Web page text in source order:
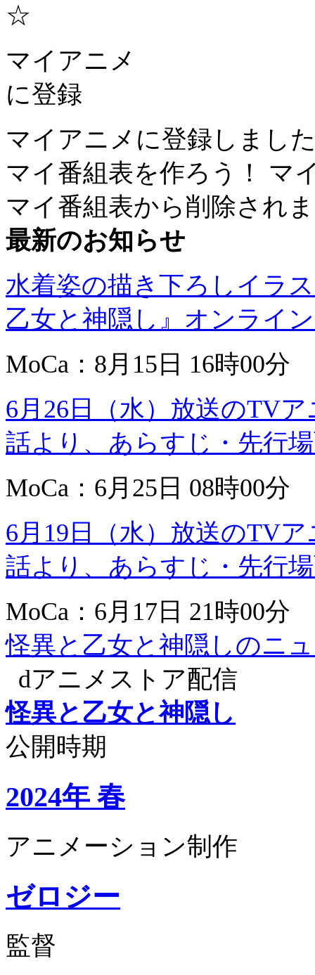
☆
マイアニメ
に登録
マイアニメに登録しまし
マイ番組表を作ろう！
マ
マイ番組表から削除され
最新のお知らせ
水着姿の描き下ろしイラ
乙女と神隠し』オンライ
MoCa：8月15日 16時00分
6月26日（水）放送のTV
話より、あらすじ・先行
MoCa：6月25日 08時00分
6月19日（水）放送のTV
話より、あらすじ・先行
MoCa：6月17日 21時00分
怪異と乙女と神隠しのニ
dアニメストア配信
怪異と乙女と神隠し
公開時期
2024年 春
アニメーション制作
ゼロジー
監督